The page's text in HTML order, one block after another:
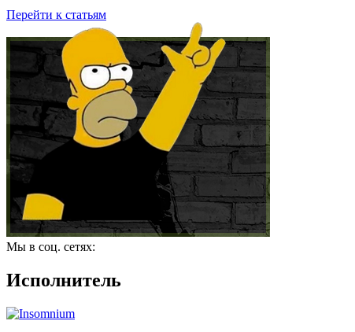
Перейти к статьям
Мы в соц. сетях:
Исполнитель